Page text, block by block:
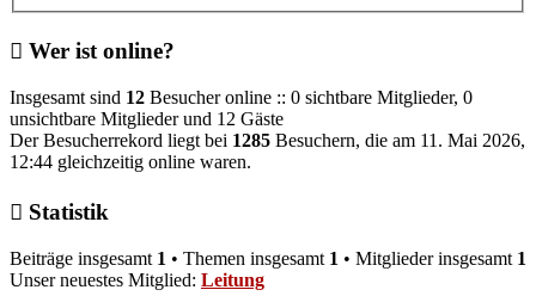
Wer ist online?
Insgesamt sind 12 Besucher online :: 0 sichtbare Mitglieder, 0
unsichtbare Mitglieder und 12 Gäste
Der Besucherrekord liegt bei 1285 Besuchern, die am 11. Mai 2026,
12:44 gleichzeitig online waren.
Statistik
Beiträge insgesamt 1 • Themen insgesamt 1 • Mitglieder insgesamt 1
Unser neuestes Mitglied: Leitung